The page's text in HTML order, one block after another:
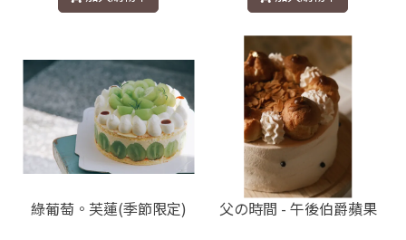
綠葡萄。芙蓮(季節限定) 父の時間 - 午後伯爵蘋果